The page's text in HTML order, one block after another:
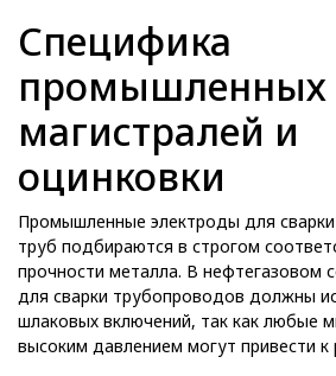
Специфика
промышленных
магистралей и
оцинковки
Промышленные электроды для
труб подбираются в строгом
прочности металла. В нефтегазовом
для сварки трубопроводов должны
шлаковых включений, так как любые
высоким давлением могут привести к